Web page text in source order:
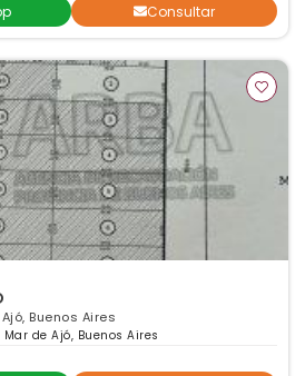
Consultar
Buenos Aires
de Ajó, Buenos Aires